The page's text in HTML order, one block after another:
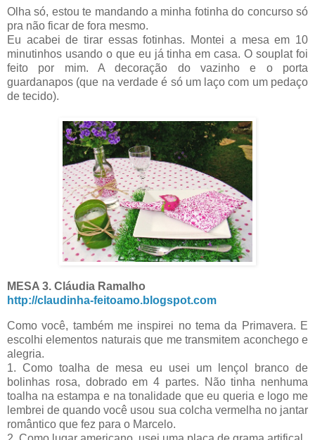
Olha só, estou te mandando a minha fotinha do concurso só
pra não ficar de fora mesmo.
Eu acabei de tirar essas fotinhas. Montei a mesa em 10
minutinhos usando o que eu já tinha em casa. O souplat foi
feito por mim. A decoração do vazinho e o porta
guardanapos (que na verdade é só um laço com um pedaço
de tecido).
MESA 3. C láudia Ramalho
http://claudinha-feitoamo.blogspot.com
Como você, também me inspirei no tema da Primavera. E
escolhi elementos naturais que me transmitem aconchego e
alegria.
1. Como toalha de mesa eu usei um lençol branco de
bolinhas rosa, dobrado em 4 partes. Não tinha nenhuma
toalha na estampa e na tonalidade que eu queria e logo me
lembrei de quando você usou sua colcha vermelha no jantar
romântico que fez para o Marcelo.